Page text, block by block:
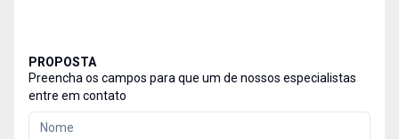
PROPOSTA
Preencha os campos para que um de nossos especialistas
entre em contato